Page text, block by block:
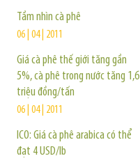
Tầm nhìn cà phê
06 | 04 | 2011
Giá cà phê thế giới tăng gần
5%, cà phê trong nước tăng 1,6
triệu đồng/tấn
06 | 04 | 2011
ICO: Giá cà phê arabica có thể
đạt 4 USD/lb